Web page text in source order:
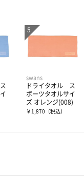
swans
ドライタオル ス
ポーツタオルサイ
ズ オレンジ(008)
￥1,870 （税込）